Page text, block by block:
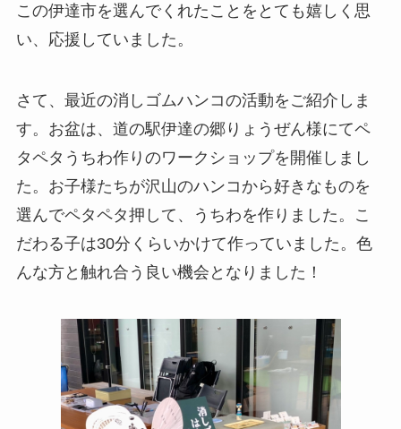
この伊達市を選んでくれたことをとても嬉しく思
い、応援していました。
さて、最近の消しゴムハンコの活動をご紹介しま
す。お盆は、道の駅伊達の郷りょうぜん様にてペ
タペタうちわ作りのワークショップを開催しまし
た。お子様たちが沢山のハンコから好きなものを
選んでペタペタ押して、うちわを作りました。こ
だわる子は30分くらいかけて作っていました。色
んな方と触れ合う良い機会となりました！